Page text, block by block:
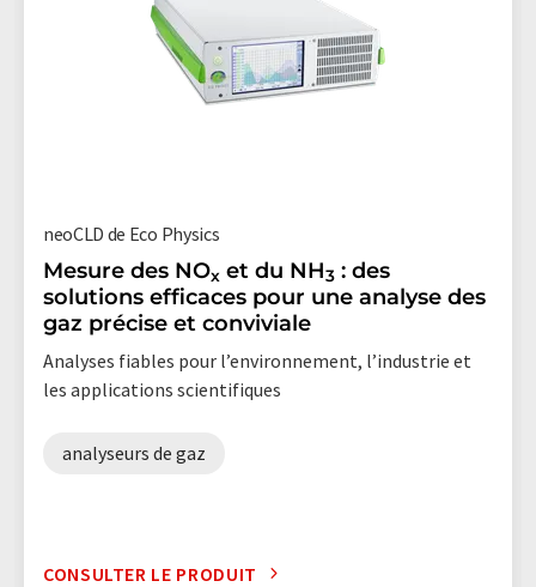
neoCLD de Eco Physics
Mesure des NOx et du NH3 : des
solutions efficaces pour une analyse des
gaz précise et conviviale
Analyses fiables pour l’environnement, l’industrie et
les applications scientifiques
analyseurs de gaz
CONSULTER LE PRODUIT